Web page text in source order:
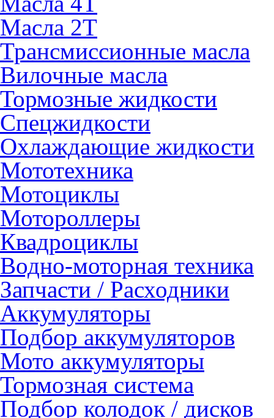
Масла 2Т
Трансмиссионные масла
Вилочные масла
Тормозные жидкости
Спецжидкости
Охлаждающие жидкости
Мототехника
Мотоциклы
Мотороллеры
Квадроциклы
Водно-моторная техника
Запчасти / Расходники
Аккумуляторы
Подбор аккумуляторов
Мото аккумуляторы
Тормозная система
Подбор колодок / дисков